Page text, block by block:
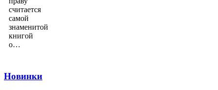
считается
самой
знаменитой
книгой
о…
Новинки